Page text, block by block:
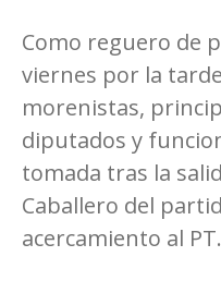
Como reguero de
viernes por la
morenistas,
diputados y
tomada tras la
Caballero del
acercamiento al PT.